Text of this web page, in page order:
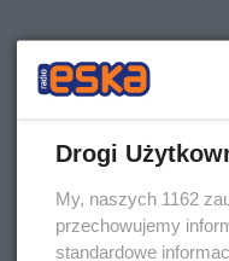
Drogi
My, naszych 1162
przechowujemy
standardowe